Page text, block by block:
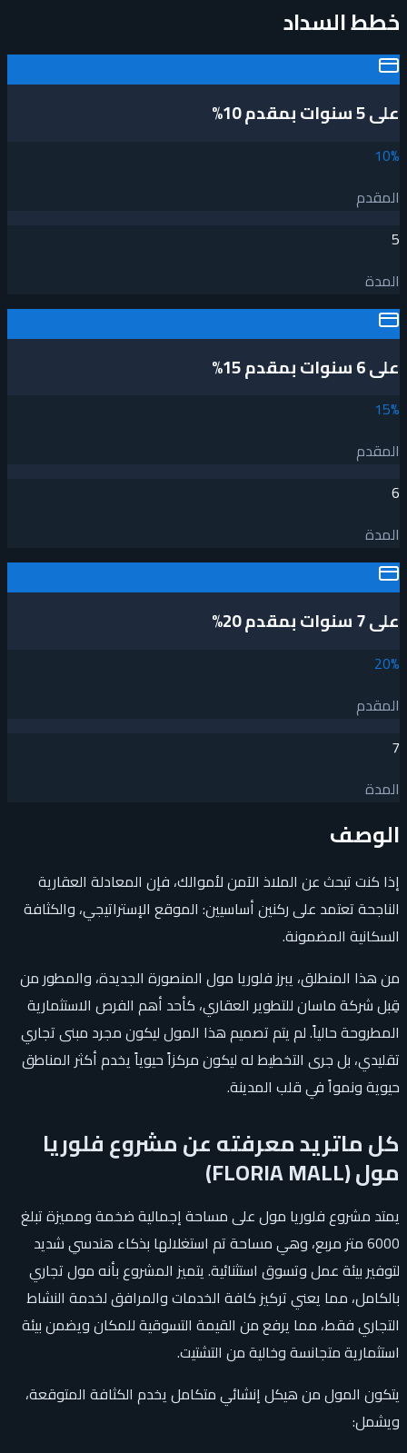
خطط السداد
على 5 سنوات بمقدم 10%
10%
المقدم
5
المدة
على 6 سنوات بمقدم 15%
15%
المقدم
6
المدة
على 7 سنوات بمقدم 20%
20%
المقدم
7
المدة
الوصف
إذا كنت تبحث عن الملاذ الآمن لأموالك، فإن المعادلة العقارية
الناجحة تعتمد على ركنين أساسيين: الموقع الإستراتيجي، والكثافة
السكانية المضمونة.
من هذا المنطلق، يبرز فلوريا مول المنصورة الجديدة، والمطور من
قِبل شركة ماسان للتطوير العقاري، كأحد أهم الفرص الاستثمارية
المطروحة حالياً. لم يتم تصميم هذا المول ليكون مجرد مبنى تجاري
تقليدي، بل جرى التخطيط له ليكون مركزاً حيوياً يخدم أكثر المناطق
حيوية ونمواً في قلب المدينة.
كل ماتريد معرفته عن مشروع فلوريا
مول (FLORIA MALL)
يمتد مشروع فلوريا مول على مساحة إجمالية ضخمة ومميزة تبلغ
6000 متر مربع، وهي مساحة تم استغلالها بذكاء هندسي شديد
لتوفير بيئة عمل وتسوق استثنائية. يتميز المشروع بأنه مول تجاري
بالكامل، مما يعني تركيز كافة الخدمات والمرافق لخدمة النشاط
التجاري فقط، مما يرفع من القيمة التسوقية للمكان ويضمن بيئة
استثمارية متجانسة وخالية من التشتيت.
يتكون المول من هيكل إنشائي متكامل يخدم الكثافة المتوقعة،
ويشمل: